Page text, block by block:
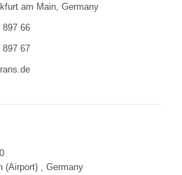
am Main, Germany
897 66
897 67
(Airport) , Germany